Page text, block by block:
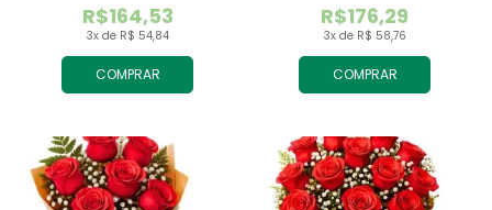
COMPRAR
3x de R$ 54,84
R$164,53
COMPRAR
3x de R$ 58,76
R$176,29